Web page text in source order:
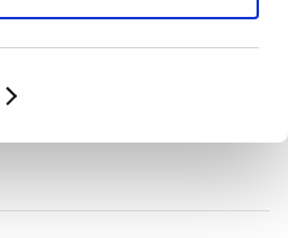
Opmærkning Forgreningsmateriel